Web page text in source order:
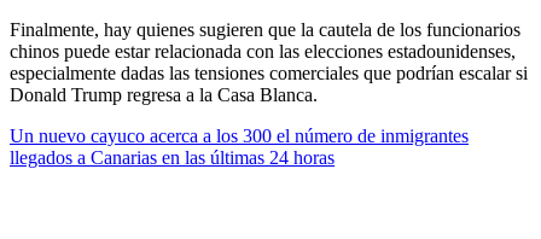
Finalmente, hay quienes sugieren que la cautela de los funcionarios
chinos puede estar relacionada con las elecciones estadounidenses,
especialmente dadas las tensiones comerciales que podrían escalar si
Donald Trump regresa a la Casa Blanca.
Un nuevo cayuco acerca a los 300 el número de inmigrantes
llegados a Canarias en las últimas 24 horas